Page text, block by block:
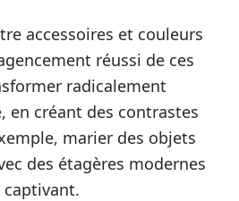
accessoires et couleurs
réussi de ces
radicalement
en créant des contrastes
marier des objets
des étagères modernes
captivant.